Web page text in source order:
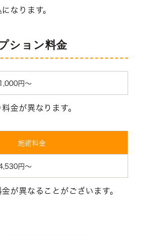
なります。
ション料金
1,000円～
金が異なります。
施術料金
円～
が異なることがございます。